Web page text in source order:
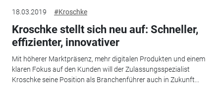
18.03.2019 #Kroschke
Kroschke stellt sich neu auf: Schneller,
effizienter, innovativer
Mit höherer Marktpräsenz, mehr digitalen Produkten und einem
klaren Fokus auf den Kunden will der Zulassungsspezialist
Kroschke seine Position als Branchenführer auch in Zukunft...